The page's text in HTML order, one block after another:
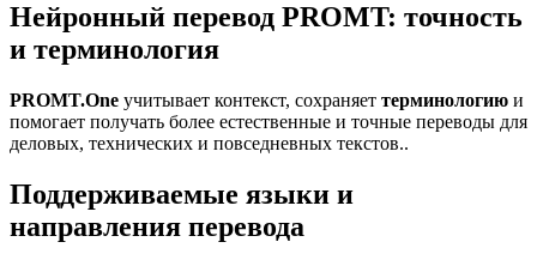
Нейронный перевод PROMT: точность
и терминология
PROMT.One учитывает контекст, сохраняет терминологию и
помогает получать более естественные и точные переводы для
деловых, технических и повседневных текстов..
Поддерживаемые языки и
направления перевода